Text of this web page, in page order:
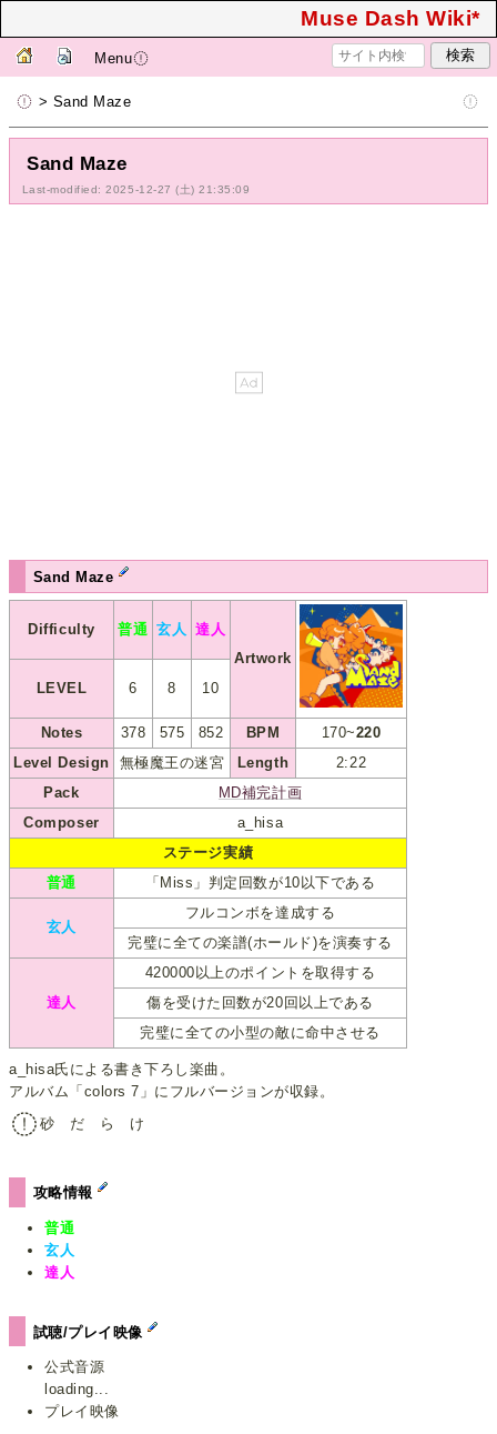
Muse Dash Wiki*
Menu
> Sand Maze
Sand Maze
Last-modified: 2025-12-27 (土) 21:35:09
Sand Maze
Difficulty 普通 玄人
達人
Artwork
LEVEL
6 8 10
Notes 378 575 852 BPM 170~220
Level Design
無極魔王の迷宮 Length
2:22
Pack
MD補完計画
Composer
a_hisa
ステージ実績
普通
「Miss」判定回数が10以下である
玄人
フルコンボを達成する
完璧に全ての楽譜(ホールド)を演奏する
達人
420000以上のポイントを取得する
傷を受けた回数が20回以上である
完璧に全ての小型の敵に命中させる
a_hisa氏による書き下ろし楽曲。
アルバム「colors 7」にフルバージョンが収録。
砂 だ ら け
攻略情報
普通
玄人
達人
試聴/プレイ映像
公式音源
loading...
プレイ映像